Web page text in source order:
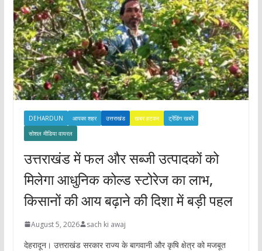
DEHARDUN आपका शहर उत्तराखंड खबर हटकर
ट्रेंडिंग खबरें
सोशल मीडिया वायरल
उत्तराखंड में फल और सब्जी उत्पादकों को
मिलेगा आधुनिक कोल्ड स्टोरेज का लाभ,
किसानों की आय बढ़ाने की दिशा में बड़ी पहल
August 5, 2026 sach ki awaj
देहरादून। उत्तराखंड सरकार राज्य के बागवानी और कृषि क्षेत्र को मजबूत